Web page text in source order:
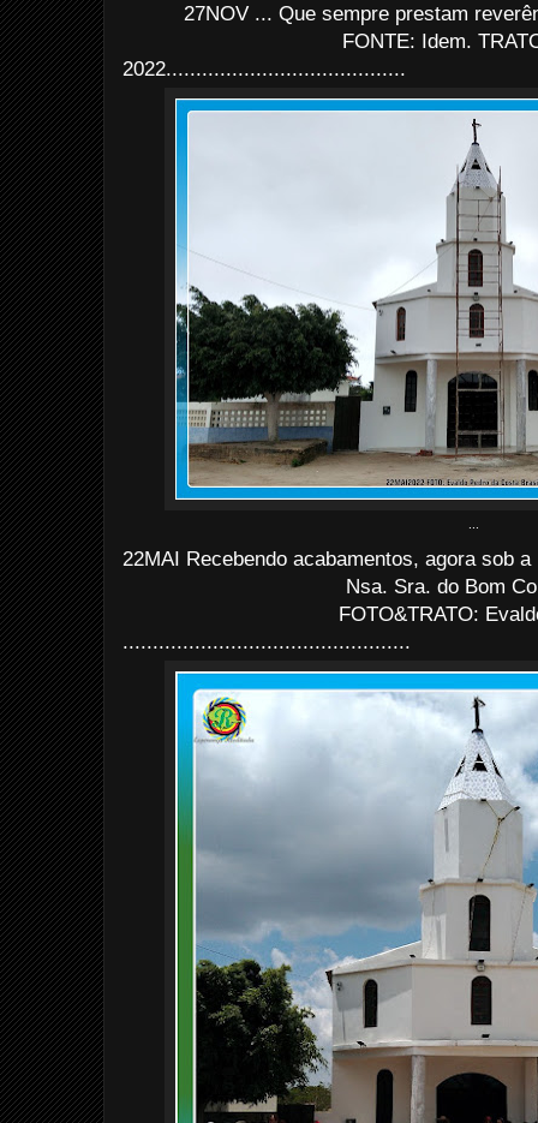
27NOV ... Que sempre prestam
FONTE: Idem.
2022........................................
22MAI Recebendo acabamentos, agora sob
Nsa. Sra. do Bom
FOTO&TRATO:
................................................